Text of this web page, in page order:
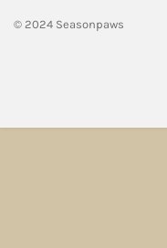
© 2024 Seasonpaws